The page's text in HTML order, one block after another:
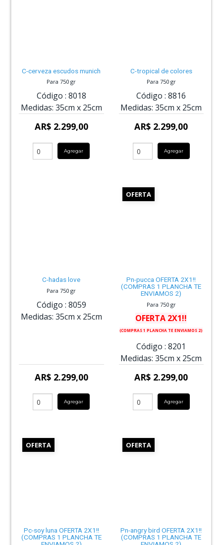
C-cerveza escudos munich
Para 750 gr
Código : 8018
Medidas: 35cm x 25cm
AR$ 2.299,00
Agregar
C-tropical de colores
Para 750 gr
Código : 8816
Medidas: 35cm x 25cm
AR$ 2.299,00
Agregar
C-hadas love
Para 750 gr
Código : 8059
Medidas: 35cm x 25cm
AR$ 2.299,00
Agregar
OFERTA
Pn-pucca OFERTA 2X1!!
(COMPRAS 1 PLANCHA TE
ENVIAMOS 2)
Para 750 gr
OFERTA 2X1!!
(COMPRAS 1 PLANCHA TE ENVIAMOS 2)
Código : 8201
Medidas: 35cm x 25cm
AR$ 2.299,00
Agregar
OFERTA
Pc-soy luna OFERTA 2X1!!
(COMPRAS 1 PLANCHA TE
OFERTA
Pn-angry bird OFERTA 2X1!!
(COMPRAS 1 PLANCHA TE